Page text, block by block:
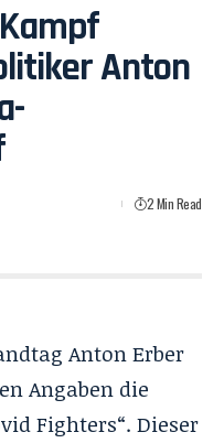
Anton
2 Min Read
Anton Erber
Angaben die
Fighters“. Dieser